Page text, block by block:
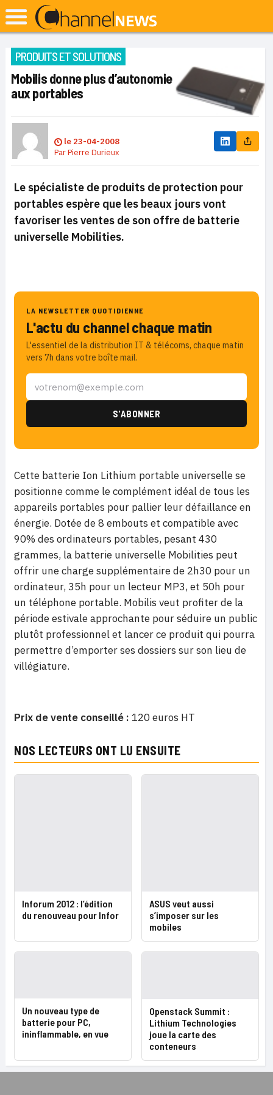
PRODUITS ET SOLUTIONS
Mobilis donne plus d’autonomie
aux portables
le 23-04-2008
ParPierre Durieux
Le spécialiste de produits de protection pour
portables espère que les beaux jours vont
favoriser les ventes de son offre de batterie
universelle Mobilities.
LA NEWSLETTER QUOTIDIENNE
L'actu du channel chaque matin
L'essentiel de la distribution IT & télécoms, chaque matin
vers 7h dans votre boîte mail.
Cette batterie Ion Lithium portable universelle se
positionne comme le complément idéal de tous les
appareils portables pour pallier leur défaillance en
énergie. Dotée de 8 embouts et compatible avec
90% des ordinateurs portables, pesant 430
grammes, la batterie universelle Mobilities peut
offrir une charge supplémentaire de 2h30 pour un
ordinateur, 35h pour un lecteur MP3, et 50h pour
un téléphone portable. Mobilis veut profiter de la
période estivale approchante pour séduire un public
plutôt professionnel et lancer ce produit qui pourra
permettre d’emporter ses dossiers sur son lieu de
villégiature.
Prix de vente conseillé : 120 euros HT
NOS LECTEURS ONT LU ENSUITE
Inforum 2012 : l’édition
du renouveau pour Infor
ASUS veut aussi
s’imposer sur les
mobiles
Un nouveau type de
batterie pour PC,
ininflammable, en vue
Openstack Summit :
Lithium Technologies
joue la carte des
conteneurs